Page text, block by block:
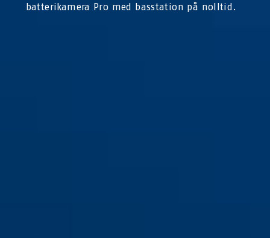
batterikamera Pro med basstation på nolltid.